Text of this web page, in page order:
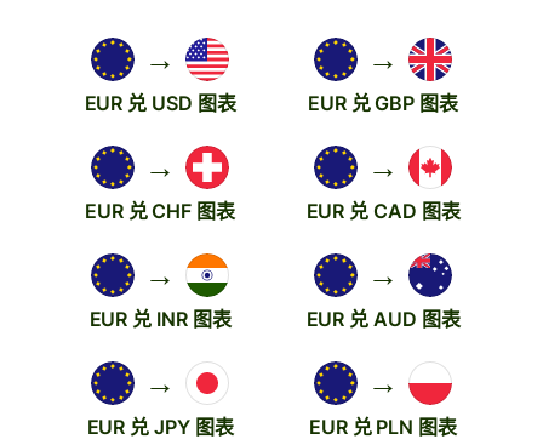
→
EUR 兑 USD 图表
→
EUR 兑 GBP 图表
→
EUR 兑 CHF 图表
→
EUR 兑 CAD 图表
→
EUR 兑 INR 图表
→
EUR 兑 AUD 图表
→
EUR 兑 JPY 图表
→
EUR 兑 PLN 图表